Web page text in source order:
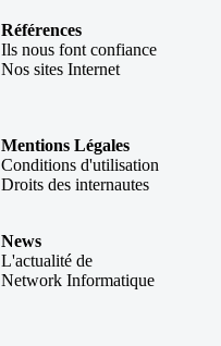
Références
Ils nous font confiance
Nos sites Internet
Mentions Légales
Conditions d'utilisation
Droits des internautes
News
L'actualité de
Network Informatique